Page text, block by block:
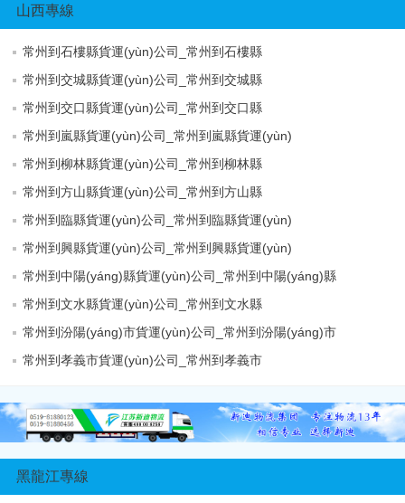
山西專線
常州到石樓縣貨運(yùn)公司_常州到石樓縣
常州到交城縣貨運(yùn)公司_常州到交城縣
常州到交口縣貨運(yùn)公司_常州到交口縣
常州到嵐縣貨運(yùn)公司_常州到嵐縣貨運(yùn)
常州到柳林縣貨運(yùn)公司_常州到柳林縣
常州到方山縣貨運(yùn)公司_常州到方山縣
常州到臨縣貨運(yùn)公司_常州到臨縣貨運(yùn)
常州到興縣貨運(yùn)公司_常州到興縣貨運(yùn)
常州到中陽(yáng)縣貨運(yùn)公司_常州到中陽(yáng)縣
常州到文水縣貨運(yùn)公司_常州到文水縣
常州到汾陽(yáng)市貨運(yùn)公司_常州到汾陽(yáng)市
常州到孝義市貨運(yùn)公司_常州到孝義市
黑龍江專線